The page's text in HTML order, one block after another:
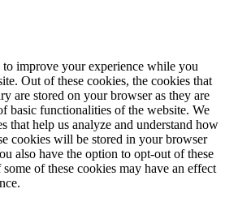
to improve your experience while you
Out of these cookies, the cookies that
are stored on your browser as they are
basic functionalities of the website. We
that help us analyze and understand how
cookies will be stored in your browser
also have the option to opt-out of these
of these cookies may have an effect